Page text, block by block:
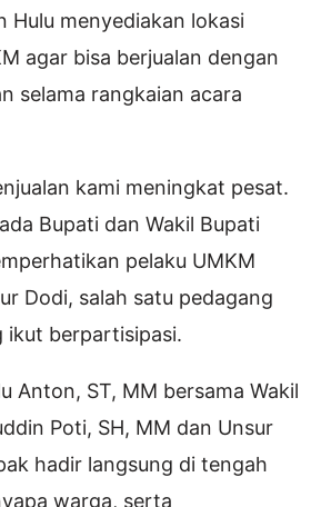
Hulu menyediakan lokasi
agar bisa berjualan dengan
selama rangkaian acara
kami meningkat pesat.
Bupati dan Wakil Bupati
pelaku UMKM
Dodi, salah satu pedagang
ikut berpartisipasi.
Anton, ST, MM bersama Wakil
Poti, SH, MM dan Unsur
hadir langsung di tengah
warga, serta